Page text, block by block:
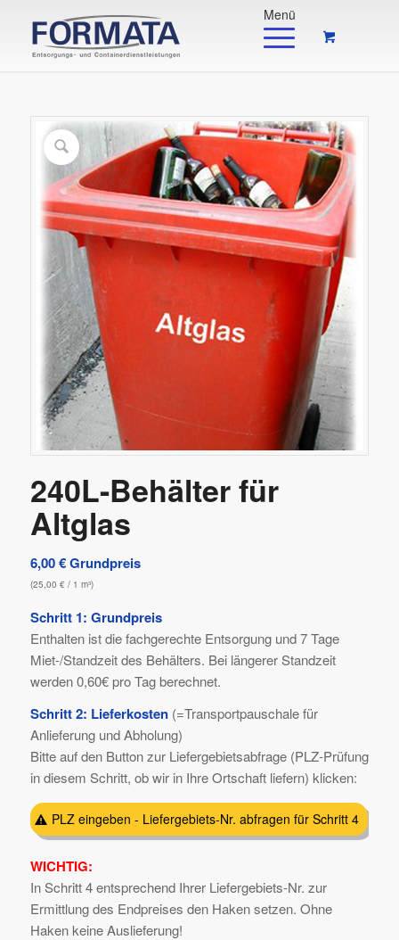
240L-Behälter für
Altglas
6,00€ Grundpreis
(25,00 €/ 1 m³)
Schritt 1: Grundpreis
Enthalten ist die fachgerechte Entsorgung und 7 Tage
Miet-/Standzeit des Behälters. Bei längerer Standzeit
werden 0,60€ pro Tag berechnet.
Schritt 2: Lieferkosten (=Transportpauschale für
Anlieferung und Abholung)
Bitte auf den Button zur Liefergebietsabfrage (PLZ-Prüfung
in diesem Schritt, ob wir in Ihre Ortschaft liefern) klicken:
PLZ eingeben - Liefergebiets-Nr. abfragen für Schritt 4
WICHTIG:
In Schritt 4 entsprechend Ihrer Liefergebiets-Nr. zur
Ermittlung des Endpreises den Haken setzen. Ohne
Haken keine Auslieferung!